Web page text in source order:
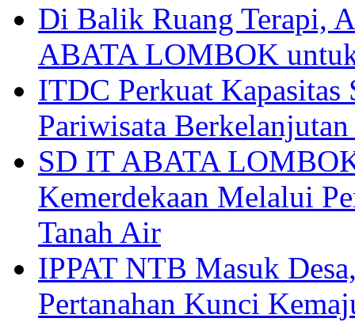
Di Balik Ruang Terapi,
ABATA LOMBOK
ITDC Perkuat
Pariwisata
SD IT ABATA
Kemerdekaan Melalui
Tanah Air
IPPAT NTB Masuk
Pertanahan Kunci